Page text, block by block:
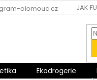
olomouc.cz JAK
Ekodrogerie